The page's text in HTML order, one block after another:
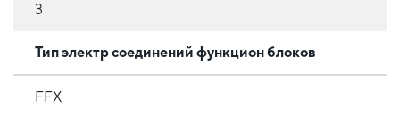
3
Тип электр соединений функцион блоков
FFX